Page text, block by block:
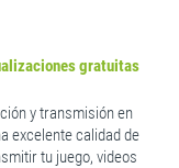
gratuitas
y transmisión en
excelente calidad de
tu juego, videos